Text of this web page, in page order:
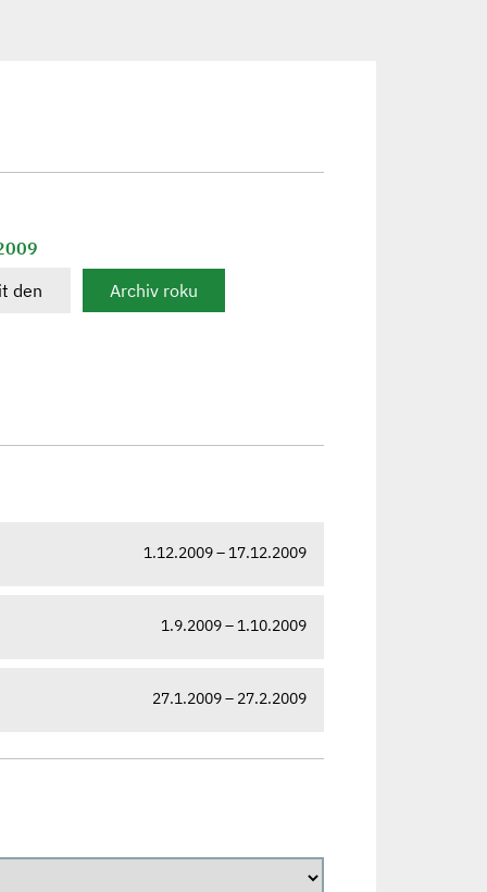
den
Archiv roku
1.12.2009 – 17.12.2009
1.9.2009 – 1.10.2009
27.1.2009 – 27.2.2009